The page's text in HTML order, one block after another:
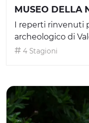
MUSEO DELLA
I reperti rinvenuti
archeologico di
4 Stagioni